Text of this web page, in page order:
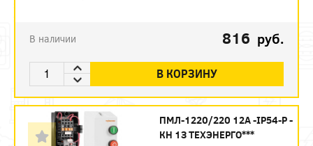
В наличии 816 руб.
В КОРЗИНУ
ПМЛ-1220/220 12А -IP54-Р -
КН 1З ТЕХЭНЕРГО***